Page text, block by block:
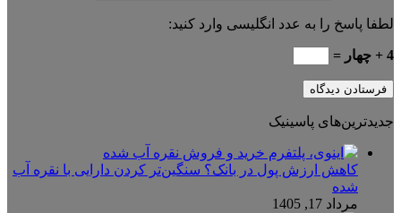
لطفا پاسخ را به عدد انگلیسی وارد کنید:
4 + چهار =
جدیدترین‌های پاسینیک
کاهش ارزش پول در بانک؟ سنگین‌تر کردن دارایی با نقره آب
شده
مرداد 17, 1405